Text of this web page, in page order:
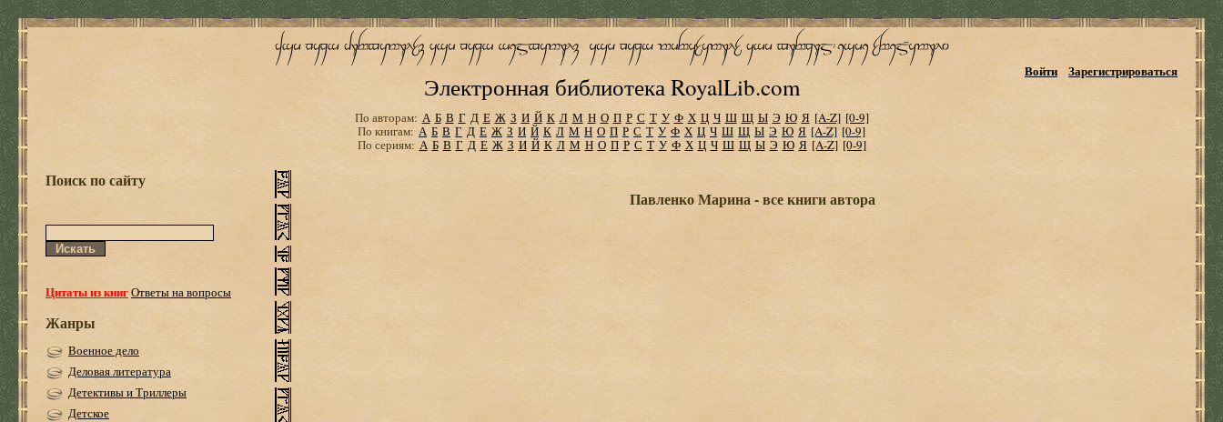
Электронная библиотека RoyalLib.com
Войти Зарегистрироваться
По авторам: А Б В Г Д Е Ж З И Й К Л М Н О П Р С Т У Ф Х Ц Ч Ш Щ Ы Э Ю Я [A-Z] [0-9]
По книгам: А Б В Г Д Е Ж З И Й К Л М Н О П Р С Т У Ф Х Ц Ч Ш Щ Ы Э Ю Я [A-Z] [0-9]
По сериям: А Б В Г Д Е Ж З И Й К Л М Н О П Р С Т У Ф Х Ц Ч Ш Щ Ы Э Ю Я [A-Z] [0-9]
Поиск по сайту
Цитаты из книгОтветы на вопросы
Жанры
Военное дело
Деловая литература
Детективы и Триллеры
Детское
Павленко Марина - все книги автора